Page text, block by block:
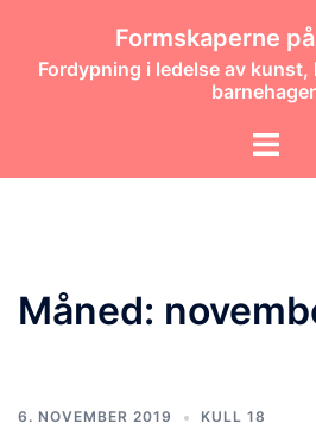
innhold
Formskaperne
Fordypning i ledelse av
Toggle
Måned:
6. NOVEMBER 2019 KULL 18